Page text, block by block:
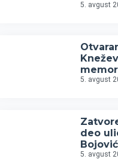
5. avgust
5. avgust
deo
5. avgust